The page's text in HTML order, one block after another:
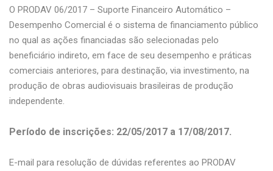
O PRODAV 06/2017 – Suporte Financeiro Automático –
Desempenho Comercial é o sistema de financiamento público
no qual as ações financiadas são selecionadas pelo
beneficiário indireto, em face de seu desempenho e práticas
comerciais anteriores, para destinação, via investimento, na
produção de obras audiovisuais brasileiras de produção
independente.
Período de inscrições: 22/05/2017 a 17/08/2017.
E-mail para resolução de dúvidas referentes ao PRODAV